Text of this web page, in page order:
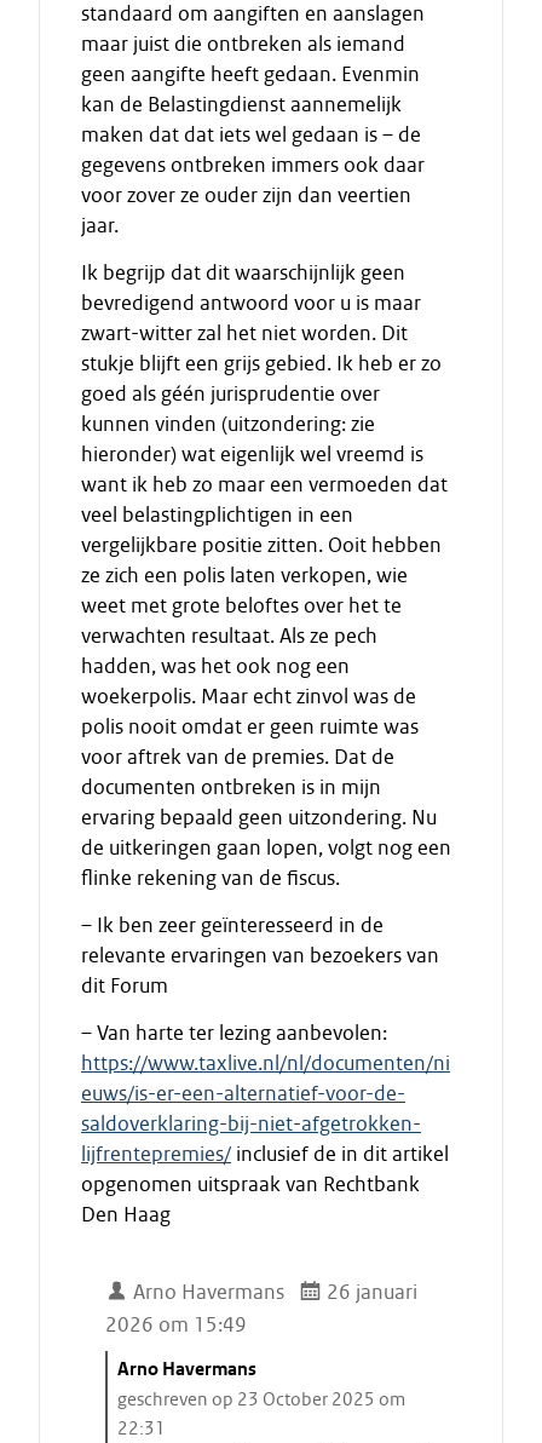
standaard om aangiften en aanslagen
maar juist die ontbreken als iemand
geen aangifte heeft gedaan. Evenmin
kan de Belastingdienst aannemelijk
maken dat dat iets wel gedaan is – de
gegevens ontbreken immers ook daar
voor zover ze ouder zijn dan veertien
jaar.
Ik begrijp dat dit waarschijnlijk geen
bevredigend antwoord voor u is maar
zwart-witter zal het niet worden. Dit
stukje blijft een grijs gebied. Ik heb er zo
goed als géén jurisprudentie over
kunnen vinden (uitzondering: zie
hieronder) wat eigenlijk wel vreemd is
want ik heb zo maar een vermoeden dat
veel belastingplichtigen in een
vergelijkbare positie zitten. Ooit hebben
ze zich een polis laten verkopen, wie
weet met grote beloftes over het te
verwachten resultaat. Als ze pech
hadden, was het ook nog een
woekerpolis. Maar echt zinvol was de
polis nooit omdat er geen ruimte was
voor aftrek van de premies. Dat de
documenten ontbreken is in mijn
ervaring bepaald geen uitzondering. Nu
de uitkeringen gaan lopen, volgt nog een
flinke rekening van de fiscus.
– Ik ben zeer geïnteresseerd in de
relevante ervaringen van bezoekers van
dit Forum
– Van harte ter lezing aanbevolen:
https://www.taxlive.nl/nl/documenten/ni
euws/is-er-een-alternatief-voor-de-
saldoverklaring-bij-niet-afgetrokken-
lijfrentepremies/ inclusief de in dit artikel
opgenomen uitspraak van Rechtbank
Den Haag
Arno Havermans
26 januari
2026 om 15:49
C
i
t
Arno Havermans
geschreven op 23 October 2025 om
22:31